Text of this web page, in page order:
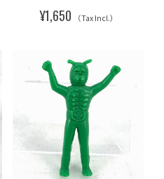
¥1,650 （Tax Incl.）